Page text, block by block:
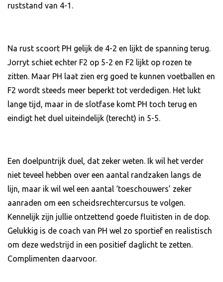
ruststand van 4-1.
Na rust scoort PH gelijk de 4-2 en lijkt de spanning terug.
Jorryt schiet echter F2 op 5-2 en F2 lijkt op rozen te
zitten. Maar PH laat zien erg goed te kunnen voetballen en
F2 wordt steeds meer beperkt tot verdedigen. Het lukt
lange tijd, maar in de slotfase komt PH toch terug en
eindigt het duel uiteindelijk (terecht) in 5-5.
Een doelpuntrijk duel, dat zeker weten. Ik wil het verder
niet teveel hebben over een aantal randzaken langs de
lijn, maar ik wil wel een aantal ‘toeschouwers’ zeker
aanraden om een scheidsrechtercursus te volgen.
Kennelijk zijn jullie ontzettend goede fluitisten in de dop.
Gelukkig is de coach van PH wel zo sportief en realistisch
om deze wedstrijd in een positief daglicht te zetten.
Complimenten daarvoor.